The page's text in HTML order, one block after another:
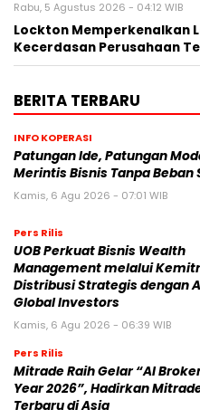
Rabu, 5 Agustus 2026 - 04:12 WIB
Lockton Memperkenalkan
Kecerdasan Perusahaan
BERITA TERBARU
INFO KOPERASI
Patungan Ide, Patungan
Merintis Bisnis Tanpa Beban
Kamis, 6 Agu 2026 - 07:01 WIB
Pers Rilis
UOB Perkuat Bisnis Wealth
Management melalui
Distribusi Strategis dengan
Global Investors
Kamis, 6 Agu 2026 - 06:39 WIB
Pers Rilis
Mitrade Raih Gelar “AI
Year 2026”, Hadirkan
Terbaru di Asia